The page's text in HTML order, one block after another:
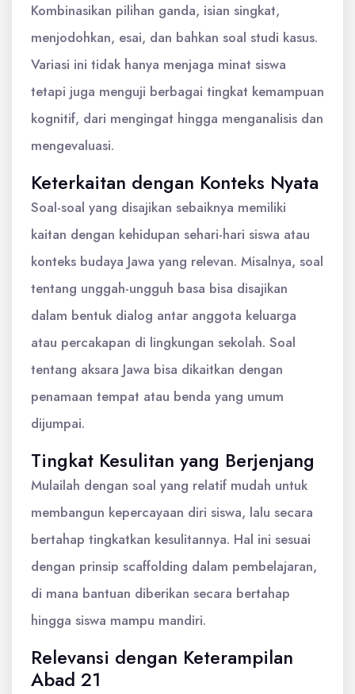
Kombinasikan pilihan ganda, isian singkat,
menjodohkan, esai, dan bahkan soal studi kasus.
Variasi ini tidak hanya menjaga minat siswa
tetapi juga menguji berbagai tingkat kemampuan
kognitif, dari mengingat hingga menganalisis dan
mengevaluasi.
Keterkaitan dengan Konteks Nyata
Soal-soal yang disajikan sebaiknya memiliki
kaitan dengan kehidupan sehari-hari siswa atau
konteks budaya Jawa yang relevan. Misalnya, soal
tentang unggah-ungguh basa bisa disajikan
dalam bentuk dialog antar anggota keluarga
atau percakapan di lingkungan sekolah. Soal
tentang aksara Jawa bisa dikaitkan dengan
penamaan tempat atau benda yang umum
dijumpai.
Tingkat Kesulitan yang Berjenjang
Mulailah dengan soal yang relatif mudah untuk
membangun kepercayaan diri siswa, lalu secara
bertahap tingkatkan kesulitannya. Hal ini sesuai
dengan prinsip scaffolding dalam pembelajaran,
di mana bantuan diberikan secara bertahap
hingga siswa mampu mandiri.
Relevansi dengan Keterampilan
Abad 21